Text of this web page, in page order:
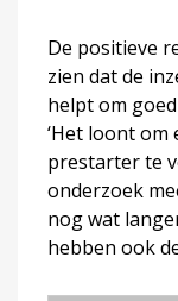
De positieve
zien dat de
helpt om
‘Het loont om
prestarter te
onderzoek
nog wat
hebben ook